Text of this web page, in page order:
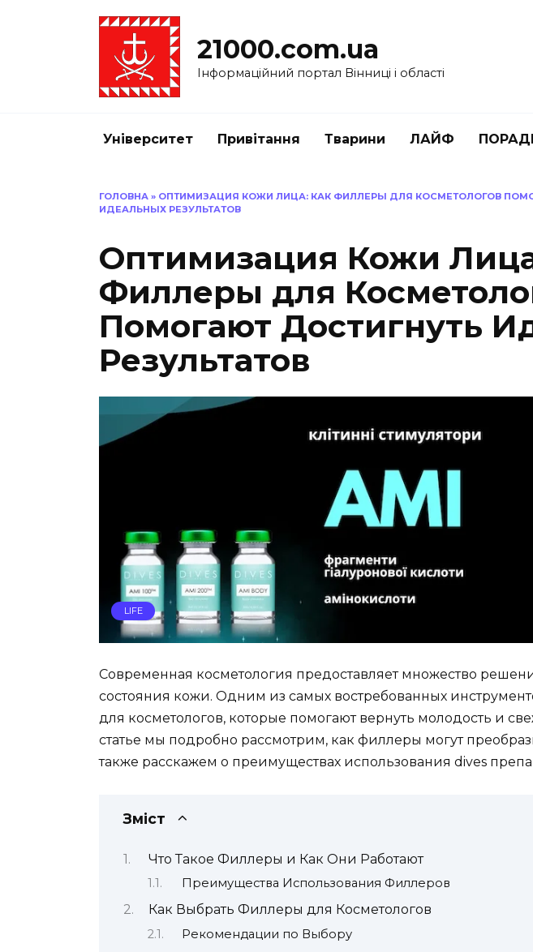
21000.com.ua
Інформаційний портал Вінниці і області
Університет Привітання Тварини ЛАЙФ
ГОЛОВНА » ОПТИМИЗАЦИЯ КОЖИ ЛИЦА: КАК ФИЛЛЕРЫ ДЛЯ КОСМЕТОЛОГОВ
ИДЕАЛЬНЫХ РЕЗУЛЬТАТОВ
Оптимизация Кожи
Филлеры для
Помогают Достигнуть
Результатов
LIFE
Современная косметология предоставляет множество
состояния кожи. Одним из самых востребованных
для косметологов, которые помогают вернуть молодость и
статье мы подробно рассмотрим, как филлеры могут
также расскажем о преимуществах использования dives
Зміст
Что Такое Филлеры и Как Они Работают
Преимущества Использования Филлеров
Как Выбрать Филлеры для Косметологов
Рекомендации по Выбору